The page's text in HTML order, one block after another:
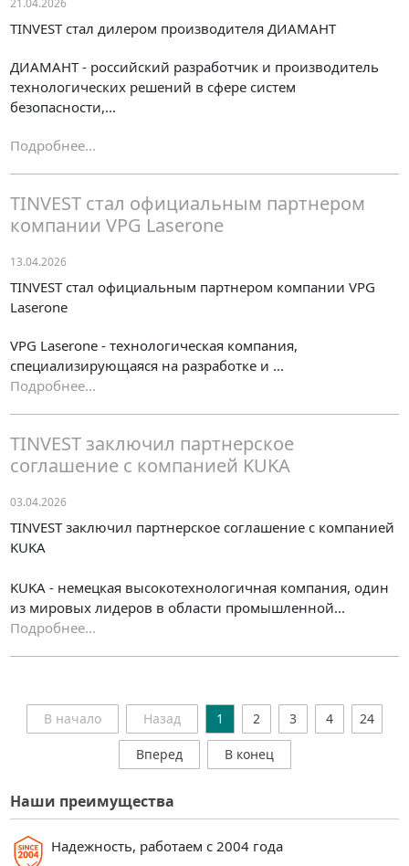
Наши преимущества
Надежность, работаем с 2004 года
21.04.2026
TINVEST стал дилером производителя ДИАМАНТ
ДИАМАНТ - российский разработчик и производитель
технологических решений в сфере систем
безопасности,...
Подробнее...
TINVEST стал официальным партнером
компании VPG Laserone
13.04.2026
TINVEST стал официальным партнером компании VPG
Laserone
VPG Laserone - технологическая компания,
специализирующаяся на разработке и ...
Подробнее...
TINVEST заключил партнерское
соглашение с компанией KUKA
03.04.2026
TINVEST заключил партнерское соглашение с компанией
KUKA
KUKA - немецкая высокотехнологичная компания, один
из мировых лидеров в области промышленной...
Подробнее...
В начало Назад 1 2 3 4 24
Вперед В конец